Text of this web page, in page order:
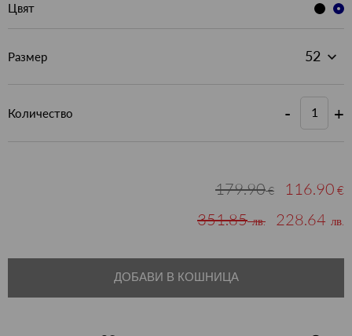
Цвят
Размер
Количество - +
179.90€ 116.90 €
351.85лв. 228.64 лв.
ДОБАВИ В КОШНИЦА